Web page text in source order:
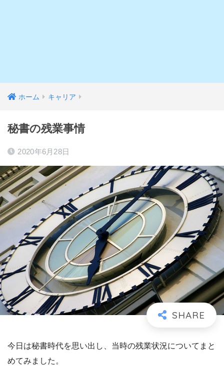
ホーム キャリア
秘書の残業事情
2020年6月28日
今日は秘書時代を思い出し、当時の残業状況についてまと
めてみました。